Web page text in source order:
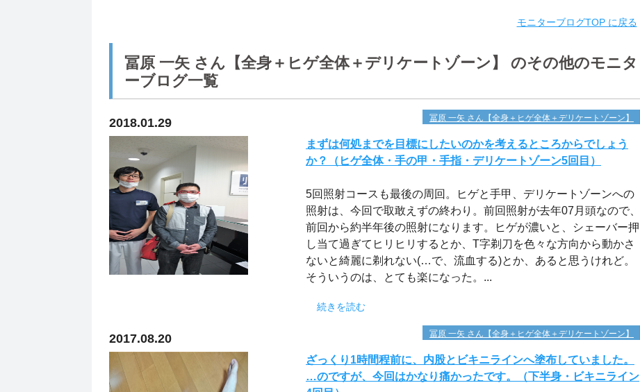
モニターブログTOP に戻る
冨原 一矢 さん【全身＋ヒゲ全体＋デリケートゾーン】 のその他のモニタ
ーブログ一覧
2018.01.29 冨原 一矢 さん【全身＋ヒゲ全体＋デリケートゾーン】
まずは何処までを目標にしたいのかを考えるところからでしょう
か？（ヒゲ全体・手の甲・手指・デリケートゾーン5回目）
5回照射コースも最後の周回。ヒゲと手甲、デリケートゾーンへの
照射は、今回で取敢えずの終わり。前回照射が去年07月頭なので、
前回から約半年後の照射になります。ヒゲが濃いと、シェーバー押
し当て過ぎてヒリヒリするとか、T字剃刀を色々な方向から動かさ
ないと綺麗に剃れない(…で、流血する)とか、あると思うけれど。
そういうのは、とても楽になった。...
続きを読む
2017.08.20 冨原 一矢 さん【全身＋ヒゲ全体＋デリケートゾーン】
ざっくり1時間程前に、内股とビキニラインへ塗布していました。
…のですが、今回はかなり痛かったです。（下半身・ビキニライン